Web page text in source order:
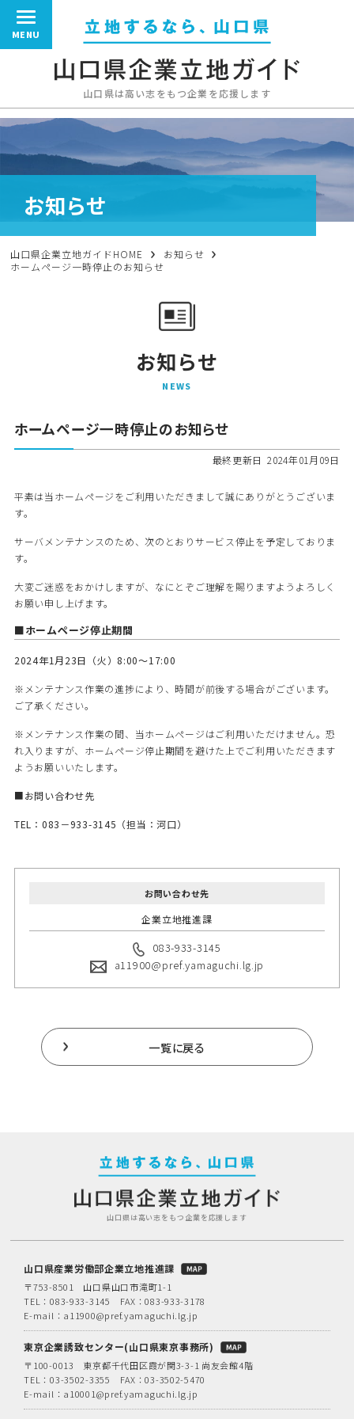
山口県は高い志をもつ企業を応援します
MENU
お知らせ
山口県企業立地ガイドHOME
お知らせ
ホームページ一時停止のお知らせ
お知らせ
N EWS
ホームページ一時停止のお知らせ
最終更新日 2024年01月09日
平素は当ホームページをご利用いただきまして誠にありがとうございま
す。
サーバメンテナンスのため、次のとおりサービス停止を予定しておりま
す。
大変ご迷惑をおかけしますが、なにとぞご理解を賜りますようよろしく
お願い申し上げます。
■ホームページ停止期間
2024年1月23日（火）8:00～17:00
※メンテナンス作業の進捗により、時間が前後する場合がございます。
ご了承ください。
※メンテナンス作業の間、当ホームページはご利用いただけません。恐
れ入りますが、ホームページ停止期間を避けた上でご利用いただきます
ようお願いいたします。
■お問い合わせ先
TEL：083－933-3145（担当：河口）
お問い合わせ先
企業立地推進課
083-933-3145
a11900@pref.yamaguchi.lg.jp
一覧に戻る
山口県は高い志をもつ企業を応援します
山口県産業労働部企業立地推進課
〒753-8501 山口県山口市滝町1-1
TEL：083-933-3145
FAX：083-933-3178
E-mail： a11900@pref.yamaguchi.lg.jp
東京企業誘致センター(山口県東京事務所)
〒100-0013 東京都千代田区霞が関3-3-1 尚友会館4階
TEL：03-3502-3355
FAX：03-3502-5470
E-mail： a10001@pref.yamaguchi.lg.jp